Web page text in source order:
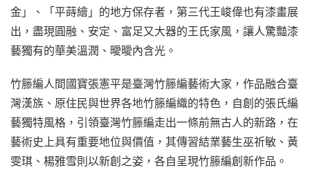
金」、「平蒔繪」的地方保存者，第三代王峻偉也有漆畫展
出，盡現圓融、安定、富足又大器的王氏家風，讓人驚豔漆
藝獨有的華美溫潤、曖曖內含光。
竹籐編人間國寶張憲平是臺灣竹籐編藝術大家，作品融合臺
灣漢族、原住民與世界各地竹籐編織的特色，自創的張氏編
藝獨特風格，引領臺灣竹籐編走出一條前無古人的新路，在
藝術史上具有重要地位與價值，其傳習結業藝生巫祈敏、黃
雯琪、楊雅雪則以新創之姿，各自呈現竹籐編創新作品。